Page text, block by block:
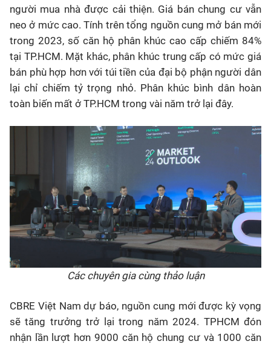
người mua nhà được cải thiện. Giá bán chung cư vẫn
neo ở mức cao. Tính trên tổng nguồn cung mở bán mới
trong 2023, số căn hộ phân khúc cao cấp chiếm 84%
tại TP.HCM. Mặt khác, phân khúc trung cấp có mức giá
bán phù hợp hơn với túi tiền của đại bộ phận người dân
lại chỉ chiếm tỷ trọng nhỏ. Phân khúc bình dân hoàn
toàn biến mất ở TP.HCM trong vài năm trở lại đây.
Các chuyên gia cùng thảo luận
CBRE Việt Nam dự báo, nguồn cung mới được kỳ vọng
sẽ tăng trưởng trở lại trong năm 2024. TPHCM đón
nhận lần lượt hơn 9000 căn hộ chung cư và 1000 căn